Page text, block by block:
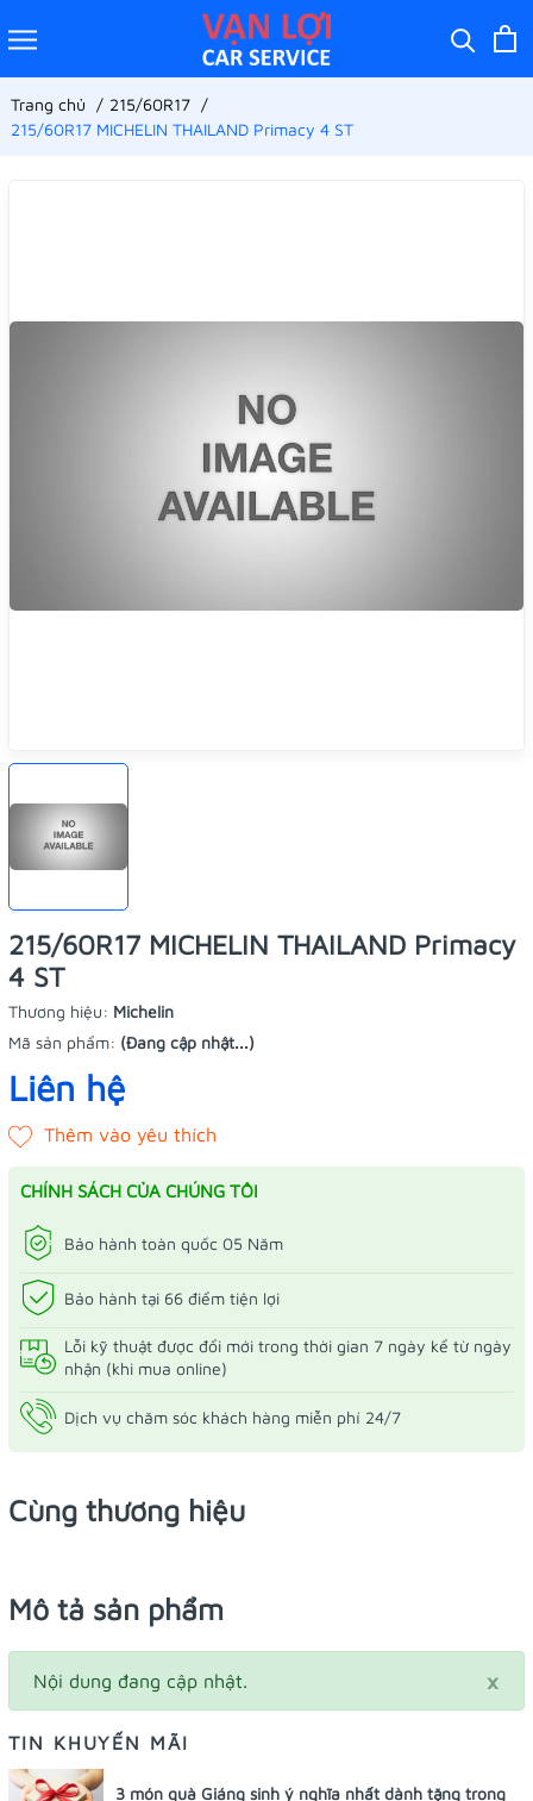
Trang chủ
215/60R17
215/60R17 MICHELIN THAILAND Primacy 4 ST
215/60R17 MICHELIN THAILAND Primacy
4 ST
Thương hiệu: Michelin
Mã sản phẩm: (Đang cập nhật...)
Liên hệ
CHÍNH SÁCH CỦA CHÚNG TÔI
Bảo hành toàn quốc 05 Năm
Bảo hành tại 66 điểm tiện lợi
Lỗi kỹ thuật được đổi mới trong thời gian 7 ngày kể từ ngày
nhận (khi mua online)
Dịch vụ chăm sóc khách hàng miễn phí 24/7
Cùng thương hiệu
Mô tả sản phẩm
×
Nội dung đang cập nhật.
TIN KHUYẾN MÃI
3 món quà Giáng sinh ý nghĩa nhất dành tặng trong